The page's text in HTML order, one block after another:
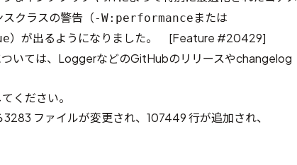
クラスの警告（-W:performance または
）が出るようになりました。 [Feature #20429]
いては、 LoggerなどのGitHubのリリースやchangelog
ください。
3283 ファイルが変更され、107449 行が追加され、